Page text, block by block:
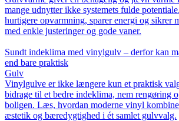
mange udnytter ikke systemets fulde
hurtigere opvarmning, sparer energi og sikrer
med enkle justeringer og gode vaner.
Sundt indeklima med vinylgulv – derfor kan
end bare praktisk
Gulv
Vinylgulve er ikke længere kun et praktisk
bidrage til et bedre indeklima, nem rengøring
boligen. Læs, hvordan moderne vinyl
æstetik og bæredygtighed i ét samlet gulvvalg.